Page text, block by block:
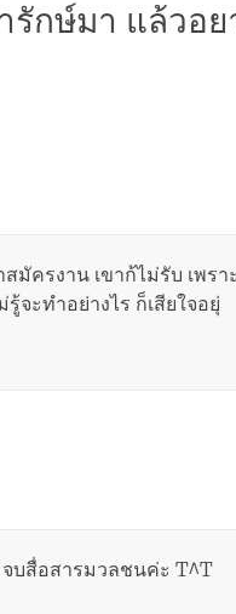
กษ์มา แล้วอย
ครงาน เขาก้ไม่รับ เพรา
จะทำอย่างไร ก็เสียใจอยุ่
บสื่อสารมวลชนค่ะ T^T